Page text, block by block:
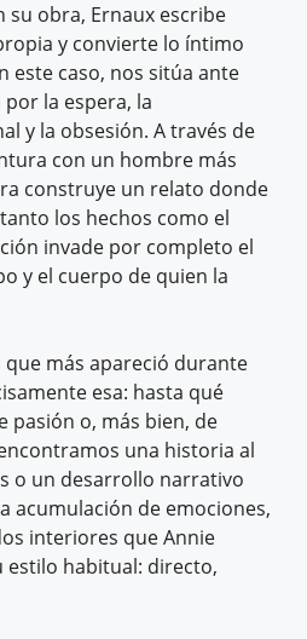
su obra, Ernaux escribe
y convierte lo íntimo
este caso, nos sitúa ante
la espera, la
y la obsesión. A través de
con un hombre más
construye un relato donde
los hechos como el
invade por completo el
y el cuerpo de quien la
que más apareció durante
esa: hasta qué
pasión o, más bien, de
una historia al
o un desarrollo narrativo
acumulación de emociones,
interiores que Annie
estilo habitual: directo,